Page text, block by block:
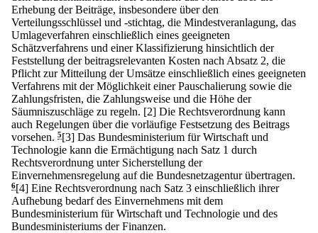
Erhebung der Beiträge, insbesondere über den
Verteilungsschlüssel und -stichtag, die Mindestveranlagung, das
Umlageverfahren einschließlich eines geeigneten
Schätzverfahrens und einer Klassifizierung hinsichtlich der
Feststellung der beitragsrelevanten Kosten nach Absatz 2, die
Pflicht zur Mitteilung der Umsätze einschließlich eines geeigneten
Verfahrens mit der Möglichkeit einer Pauschalierung sowie die
Zahlungsfristen, die Zahlungsweise und die Höhe der
Säumniszuschläge zu regeln. [2] Die Rechtsverordnung kann
auch Regelungen über die vorläufige Festsetzung des Beitrags
vorsehen. 5[3] Das Bundesministerium für Wirtschaft und
Technologie kann die Ermächtigung nach Satz 1 durch
Rechtsverordnung unter Sicherstellung der
Einvernehmensregelung auf die Bundesnetzagentur übertragen.
6[4] Eine Rechtsverordnung nach Satz 3 einschließlich ihrer
Aufhebung bedarf des Einvernehmens mit dem
Bundesministerium für Wirtschaft und Technologie und des
Bundesministeriums der Finanzen.